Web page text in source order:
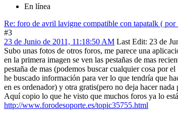
En línea
Re: foro de avril lavigne compatible con tapatalk ( por
#3
23 de Junio de 2011, 11:18:50 AM Last Edit: 23 de
Subo unas fotos de otros foros, me parece una
en la primera imagen se ven las pestañas de mas
pestaña de mas (podemos buscar cualquier cosa por
he buscado información para ver lo que tendría que
en es ordenador) y otra gratis(pero no deja hacer nada
Aquí copio lo que he visto que muchos foros ya lo
http://www.forodesoporte.es/topic35755.html